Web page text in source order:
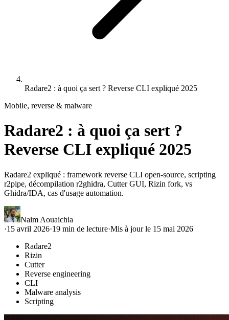
Radare2 : à quoi ça sert ? Reverse CLI expliqué 2025
Mobile, reverse & malware
Radare2 : à quoi ça sert ?
Reverse CLI expliqué 2025
Radare2 expliqué : framework reverse CLI open-source, scripting
r2pipe, décompilation r2ghidra, Cutter GUI, Rizin fork, vs
Ghidra/IDA, cas d'usage automation.
Naim Aouaichia
·15 avril 2026·19 min de lecture·Mis à jour le 15 mai 2026
Radare2
Rizin
Cutter
Reverse engineering
CLI
Malware analysis
Scripting